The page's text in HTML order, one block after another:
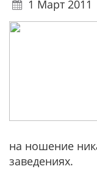
1 Март 2011
на ношение
заведениях.